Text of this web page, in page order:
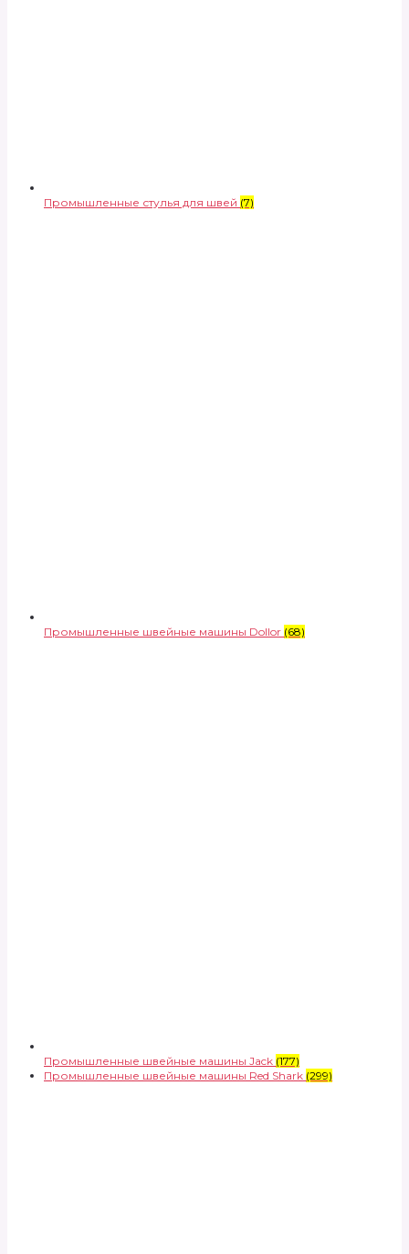
Промышленные стулья для швей (7)
Промышленные швейные машины Dollor (68)
Промышленные швейные машины Jack (177)
Промышленные швейные машины Red Shark (299)